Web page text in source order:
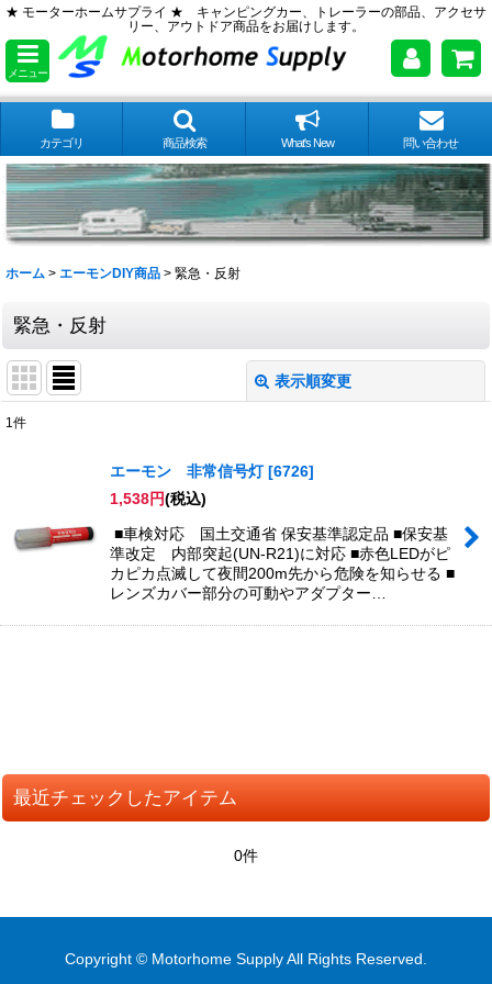
★ モーターホームサプライ ★ キャンピングカー、トレーラーの部品、アクセサ
リー、アウトドア商品をお届けします。
メニュー
カテゴリ 商品検索 What's New 問い合わせ
ホーム > エーモンDIY商品 > 緊急・反射
緊急・反射
表示順変更
絞り込む
1件
エーモン 非常信号灯 [6726]
1,538円(税込)
■車検対応 国土交通省 保安基準認定品 ■保安基
準改定 内部突起(UN-R21)に対応 ■赤色LEDがピ
カピカ点滅して夜間200m先から危険を知らせる ■
レンズカバー部分の可動やアダプター…
最近チェックしたアイテム
0件
Copyright © Motorhome Supply All Rights Reserved.